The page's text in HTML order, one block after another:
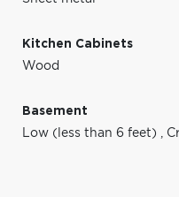
Kitchen Cabinets
Wood
Basement
Low (less than 6 feet) ,